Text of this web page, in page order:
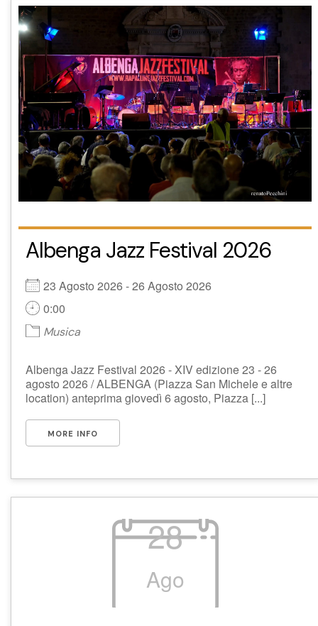
Albenga Jazz Festival 2026
23 Agosto 2026 - 26 Agosto 2026
0:00
Musica
Albenga Jazz Festival 2026 - XIV edizione 23 - 26
agosto 2026 / ALBENGA (Piazza San Michele e altre
location) anteprima giovedì 6 agosto, Piazza [...]
MORE INFO
28
Ago